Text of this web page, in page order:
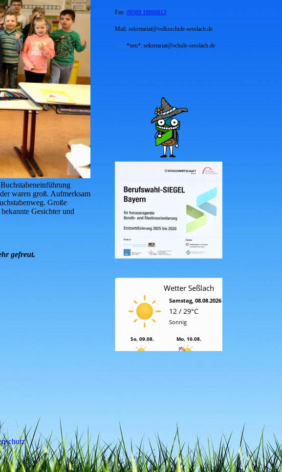
waren groß. Aufmerksam
Große
Gesichter und
gefreut.
Fax: 09569 18866813
Mail: sekretariat@volksschule-sesslach.de
*neu*: sekretariat@schule-sesslach.de